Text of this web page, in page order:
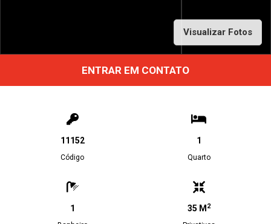
Visualizar Fotos
ENTRAR EM CONTATO
11152
Código
1
Quarto
1 35 M 2